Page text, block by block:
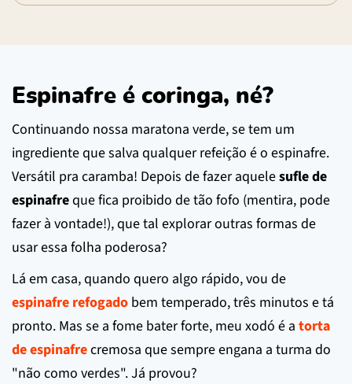
Espinafre é coringa, né?
Continuando nossa maratona verde, se tem um
ingrediente que salva qualquer refeição é o espinafre.
Versátil pra caramba! Depois de fazer aquelesufle de
espinafreque fica proibido de tão fofo (mentira, pode
fazer à vontade!), que tal explorar outras formas de
usar essa folha poderosa?
Lá em casa, quando quero algo rápido, vou de
espinafre refogado bem temperado, três minutos e tá
pronto. Mas se a fome bater forte, meu xodó é a torta
de espinafrecremosa que sempre engana a turma do
"não como verdes". Já provou?